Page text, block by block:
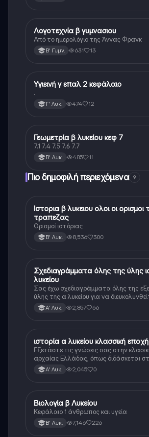
Άλλα
Λογοτεχνία β γυμνασιου
Από το ημερολόγιο της Άννας Φρανκ
Β' Γυμν. 631 13
Άλλα
Υγιεινή γ επαλ 2 κεφάλαιο
.
Γ' Λυκ. 474 12
Άλλα
Γεωμετρία β λυκείου κεφ 7
7.1 7.4 7.5 7.6 7.7
Β' Λυκ. 485 11
Πιο δημοφιλή περιεχόμενα 9
Ιστορία
Ιστορια β λυκειου ολοι οι ορισμοι
τραπεζας
Ορισμοί ιστόριας
Β' Λυκ. 8,536 300
Ιστορία
Σχεδιαγράμματα όλης της ύλης
λυκείου
Σας έχω σχεδιαγράμματα όλης της
ύλης της α λυκείου για να
τεράστιο βάρος του βιβλίου
Α' Λυκ. 2,857 66
Ιστορία
ιστορία α λυκείου κλασσική εποχή
Εξετάστε τις γνώσεις σας στην
αρχαίας Ελλάδας, όπως διδάσκεται
Λυκείου.Α' Λυκ. 2,045 0
Βιολογία
Βιολογία β Λυκείου
Κεφάλαιο 1 άνθρωπος και υγεία
Β' Λυκ. 7,146 226